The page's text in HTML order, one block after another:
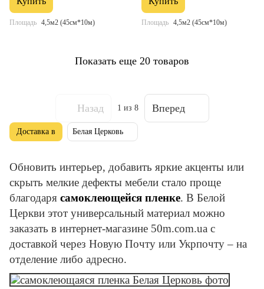
Площадь 4,5м2 (45см*10м) Площадь 4,5м2 (45см*10м)
Показать еще 20 товаров
Назад 1 из 8 Вперед
Обновить интерьер, добавить яркие акценты или
скрыть мелкие дефекты мебели стало проще
благодаря самоклеющейся пленке. В Белой
Церкви этот универсальный материал можно
заказать в интернет-магазине 50m.com.ua с
доставкой через Новую Почту или Укрпочту – на
отделение либо адресно.
Доставка в Белая Церковь